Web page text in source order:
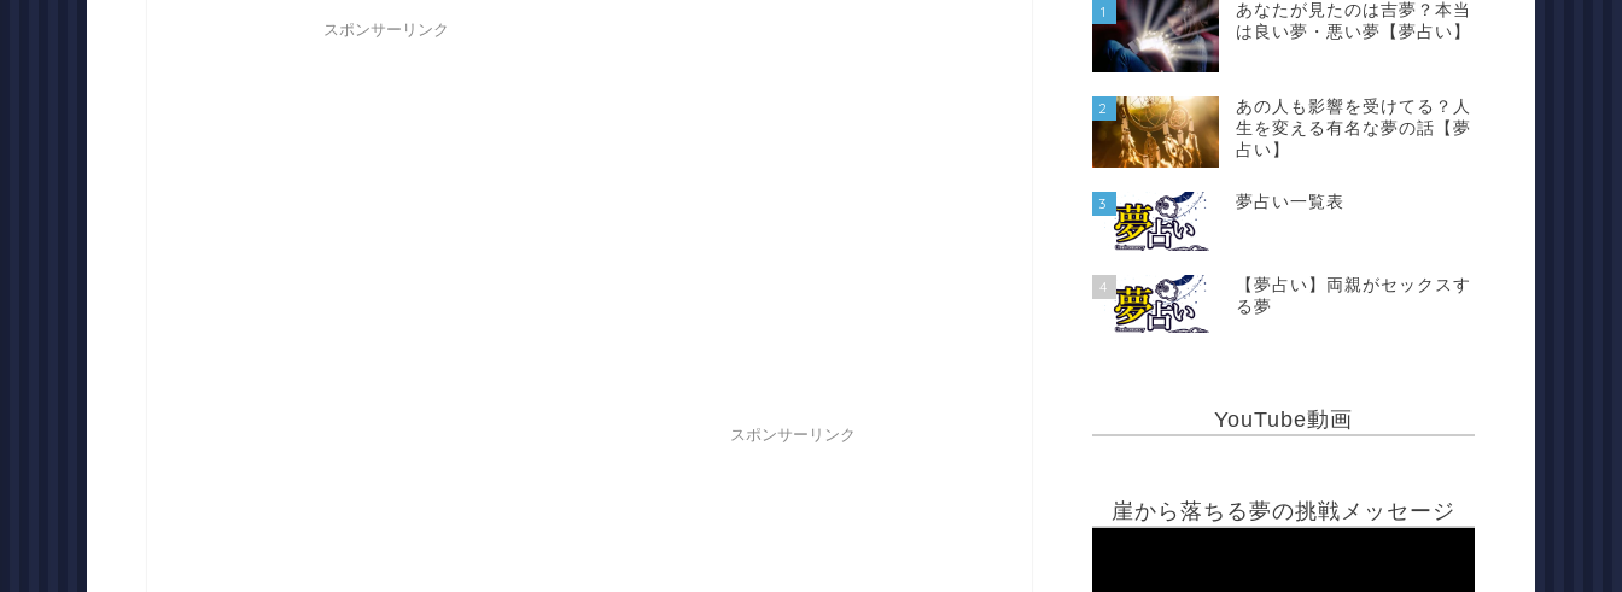
スポンサーリンク
スポンサーリンク
1
あなたが見たのは吉夢？本当
は良い夢・悪い夢【夢占い】
2
あの人も影響を受けてる？人
生を変える有名な夢の話【夢
占い】
3 夢占い一覧表
4
【夢占い】両親がセックスす
る夢
YouTube動画
崖から落ちる夢の挑戦メッセージ